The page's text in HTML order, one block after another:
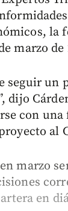
la
marzo
seguir un
dijo
con una
al
marzo
en